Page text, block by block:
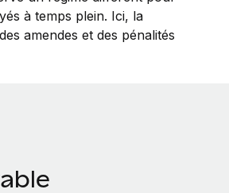
à temps plein. Ici, la
amendes et des pénalités